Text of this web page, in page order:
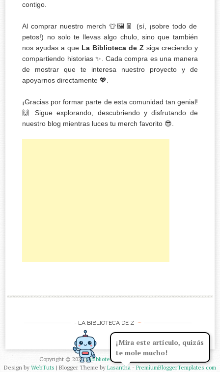
¡Mira este artículo, quizás
te mole mucho!
contigo.
Al comprar nuestro merch 👕🖼️👖 (sí, ¡sobre todo de
petos!) no solo te llevas algo chulo, sino que también
nos ayudas a que La Biblioteca de Zsiga creciendo y
compartiendo historias ✨. Cada compra es una manera
de mostrar que te interesa nuestro proyecto y de
apoyarnos directamente 💖.
¡Gracias por formar parte de esta comunidad tan genial!
🙌 Sigue explorando, descubriendo y disfrutando de
nuestro blog mientras luces tu merch favorito 😎.
- LA BIBLIOTECA DE Z -
Copyright © 2026Labibliotecadez
Design by WebTuts | Blogger Theme by Lasantha - PremiumBloggerTemplates.com